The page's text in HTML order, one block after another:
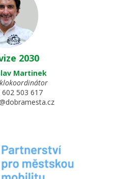
2030
Martinek
602 503 617